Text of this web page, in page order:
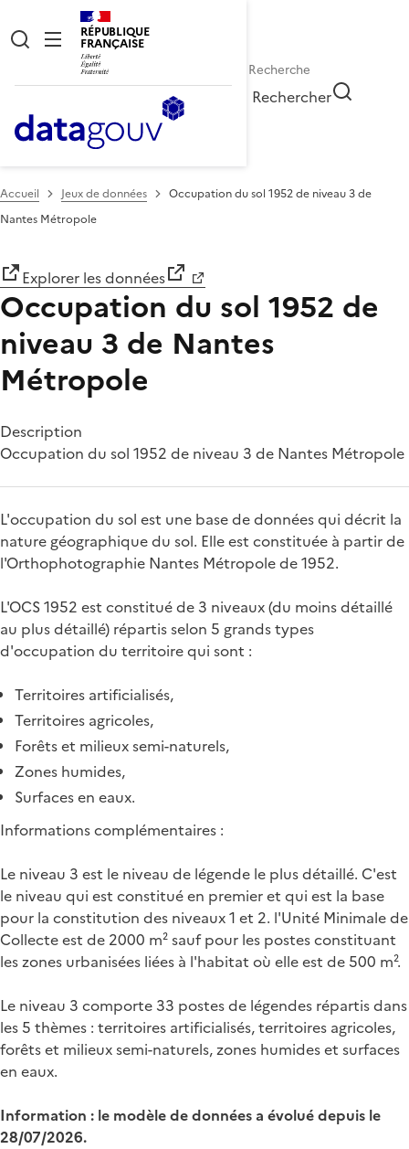
RÉPUBLIQUE
FRANÇAISE
Rechercher
Accueil Jeux de données
Occupation du sol 1952 de niveau 3 de
Nantes Métropole
Explorer les données
Occupation du sol 1952 de
niveau 3 de Nantes
Métropole
Description
Occupation du sol 1952 de niveau 3 de Nantes Métropole
L'occupation du sol est une base de données qui décrit la
nature géographique du sol. Elle est constituée à partir de
l'Orthophotographie Nantes Métropole de 1952.
L'OCS 1952 est constitué de 3 niveaux (du moins détaillé
au plus détaillé) répartis selon 5 grands types
d'occupation du territoire qui sont :
Territoires artificialisés,
Territoires agricoles,
Forêts et milieux semi-naturels,
Zones humides,
Surfaces en eaux.
Informations complémentaires :
Le niveau 3 est le niveau de légende le plus détaillé. C'est
le niveau qui est constitué en premier et qui est la base
pour la constitution des niveaux 1 et 2. l'Unité Minimale de
Collecte est de 2000 m² sauf pour les postes constituant
les zones urbanisées liées à l'habitat où elle est de 500 m².
Le niveau 3 comporte 33 postes de légendes répartis dans
les 5 thèmes : territoires artificialisés, territoires agricoles,
forêts et milieux semi-naturels, zones humides et surfaces
en eaux.
Information : le modèle de données a évolué depuis le
28/07/2026.